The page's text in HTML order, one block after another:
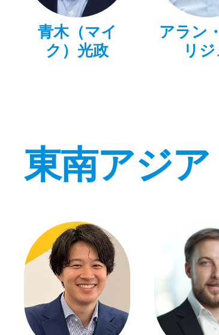
青木（マイ
ク）光政
アラン
リジ
東南アジア